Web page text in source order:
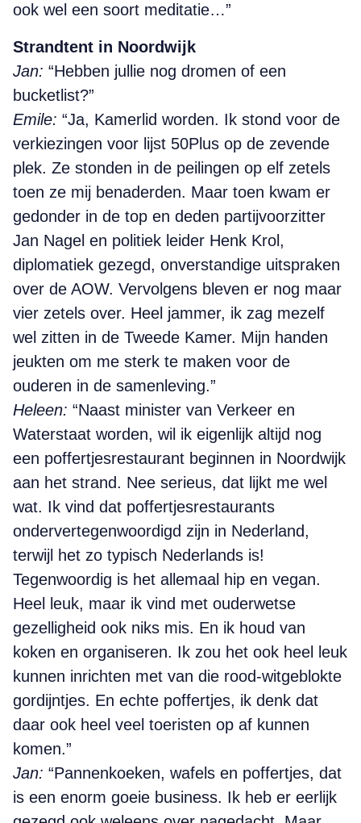
ook wel een soort meditatie…”
Strandtent in Noordwijk
Jan: “Hebben jullie nog dromen of een
bucketlist?”
Emile: “Ja, Kamerlid worden. Ik stond voor de
verkiezingen voor lijst 50Plus op de zevende
plek. Ze stonden in de peilingen op elf zetels
toen ze mij benaderden. Maar toen kwam er
gedonder in de top en deden partijvoorzitter
Jan Nagel en politiek leider Henk Krol,
diplomatiek gezegd, onverstandige uitspraken
over de AOW. Vervolgens bleven er nog maar
vier zetels over. Heel jammer, ik zag mezelf
wel zitten in de Tweede Kamer. Mijn handen
jeukten om me sterk te maken voor de
ouderen in de samenleving.”
Heleen: “Naast minister van Verkeer en
Waterstaat worden, wil ik eigenlijk altijd nog
een poffertjesrestaurant beginnen in Noordwijk
aan het strand. Nee serieus, dat lijkt me wel
wat. Ik vind dat poffertjesrestaurants
ondervertegenwoordigd zijn in Nederland,
terwijl het zo typisch Nederlands is!
Tegenwoordig is het allemaal hip en vegan.
Heel leuk, maar ik vind met ouderwetse
gezelligheid ook niks mis. En ik houd van
koken en organiseren. Ik zou het ook heel leuk
kunnen inrichten met van die rood-witgeblokte
gordijntjes. En echte poffertjes, ik denk dat
daar ook heel veel toeristen op af kunnen
komen.”
Jan: “Pannenkoeken, wafels en poffertjes, dat
is een enorm goeie business. Ik heb er eerlijk